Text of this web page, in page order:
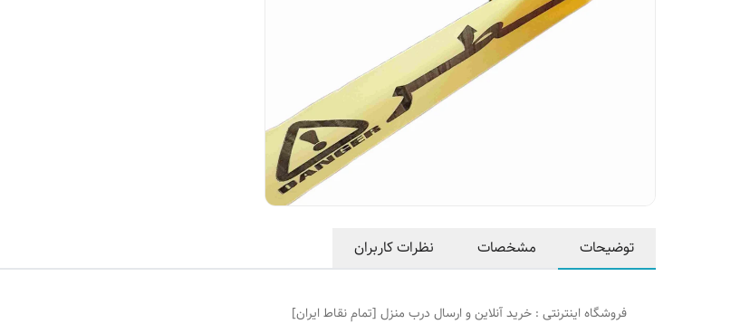
توضیحات مشخصات نظرات کاربران
فروشگاه اینترنتی : خرید آنلاین و ارسال درب منزل [تمام نقاط ایران]